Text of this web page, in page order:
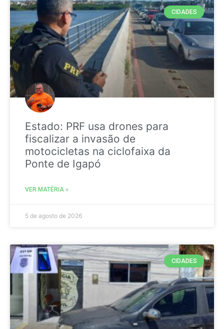
CIDADES
Estado: PRF usa drones para
fiscalizar a invasão de
motocicletas na ciclofaixa da
Ponte de Igapó
VER MATÉRIA »
5 de agosto de 2026
CIDADES